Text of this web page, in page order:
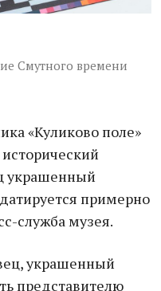
Смутного времени
«Куликово поле»
украшенный
примерно
служба музея.
украшенный
представителю